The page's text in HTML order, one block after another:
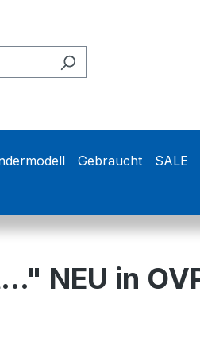
Gebraucht SALE
NEU in